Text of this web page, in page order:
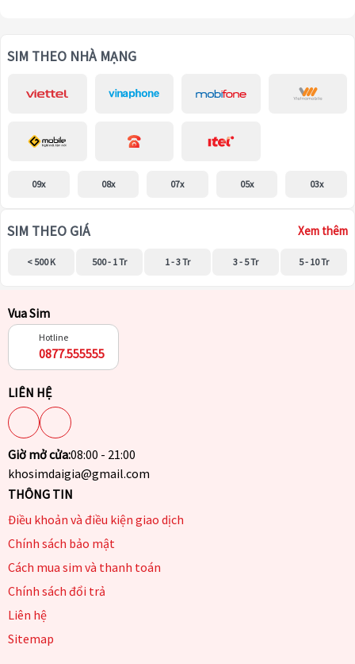
SIM THEO NHÀ MẠNG
09x 08x 07x 05x 03x
SIM THEO GIÁ Xem thêm
< 500 K 500 - 1 Tr 1 - 3 Tr 3 - 5 Tr 5 - 10 Tr
Vua Sim
Hotline
0877.555555
LIÊN HỆ
Giờ mở cửa:08:00 - 21:00
khosimdaigia@gmail.com
THÔNG TIN
Điều khoản và điều kiện giao dịch
Chính sách bảo mật
Cách mua sim và thanh toán
Chính sách đổi trả
Liên hệ
Sitemap